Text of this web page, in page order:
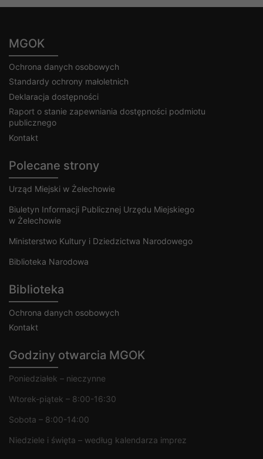
MGOK
Ochrona danych osobowych
Standardy ochrony małoletnich
Deklaracja dostępności
Raport o stanie zapewniania dostępności podmiotu
publicznego
Kontakt
Polecane strony
Urząd Miejski w Żelechowie
Biuletyn Informacji Publicznej Urzędu Miejskiego
w Żelechowie
Ministerstwo Kultury i Dziedzictwa Narodowego
Biblioteka Narodowa
Biblioteka
Ochrona danych osobowych
Kontakt
Godziny otwarcia MGOK
Poniedziałek – nieczynne
Wtorek-piątek – 8:00-16:30
Sobota – 8:00-14:00
Niedziele i święta – według kalendarza imprez